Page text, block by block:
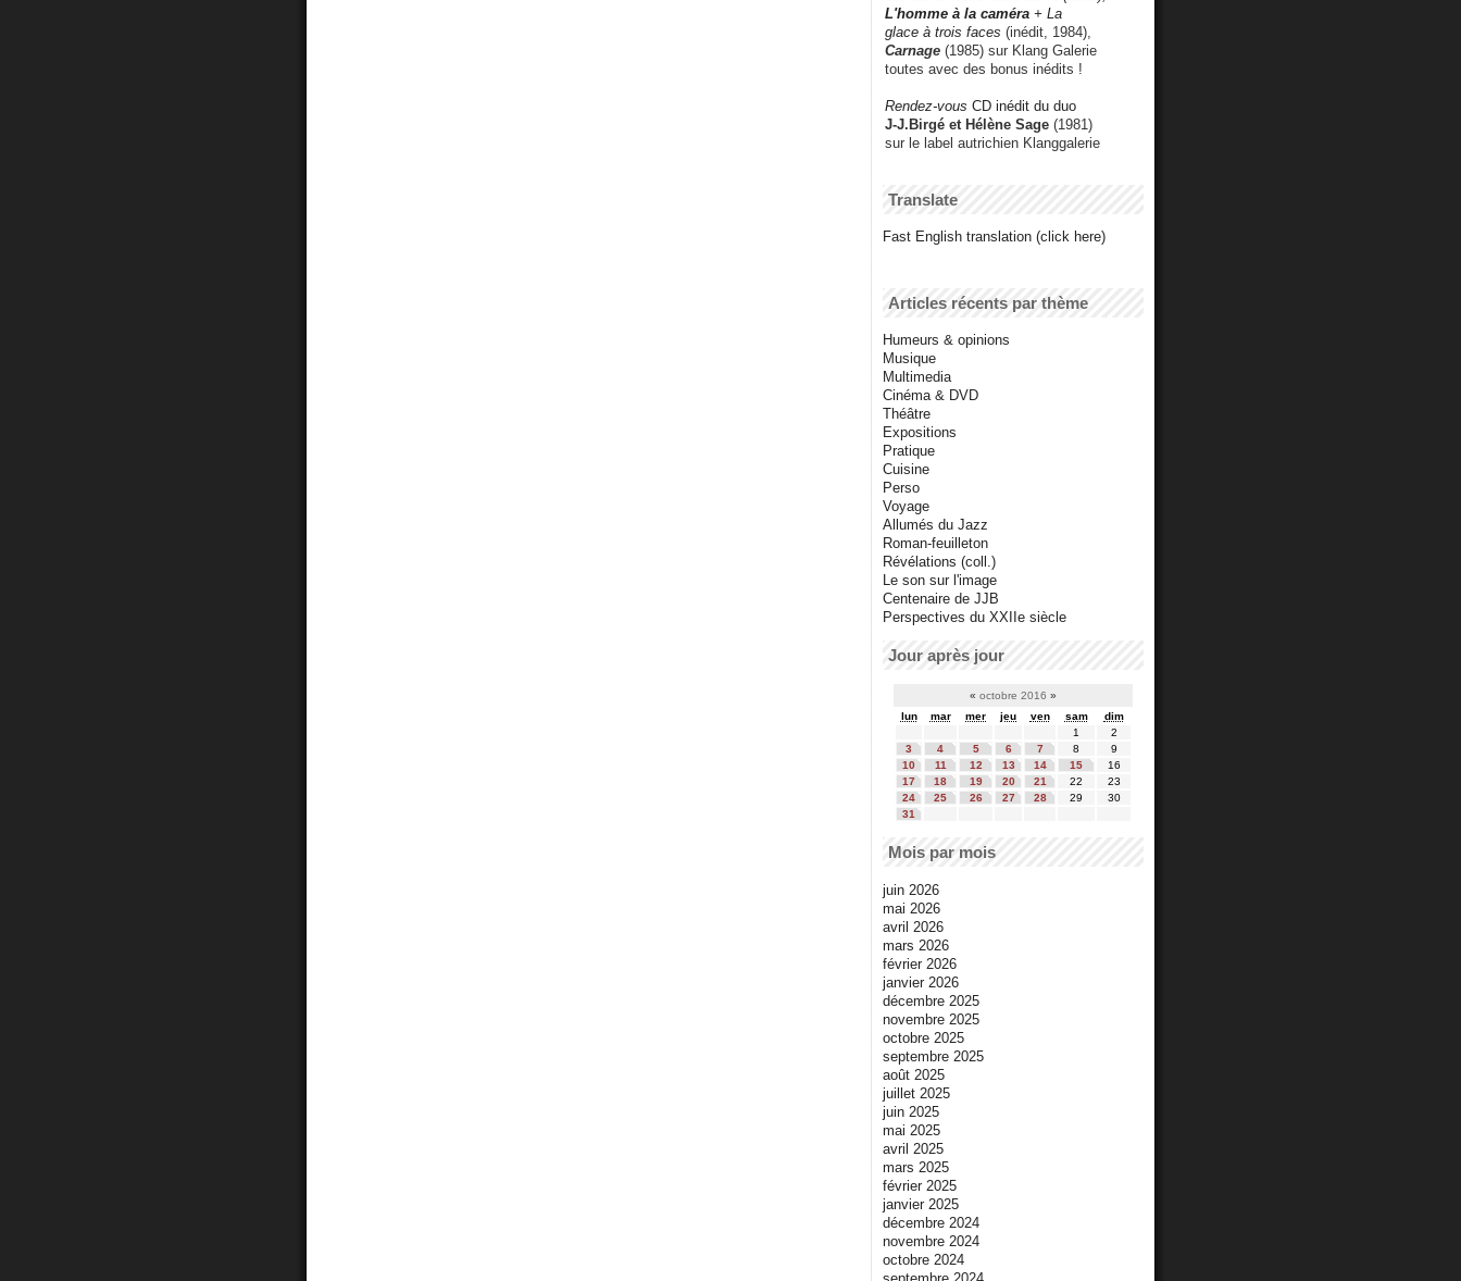
L'homme à la caméra + La
glace à trois faces (inédit, 1984),
Carnage (1985) sur Klang Galerie
toutes avec des bonus inédits !
Rendez-vous CD inédit du duo
J-J.Birgé et Hélène Sage (1981)
sur le label autrichien Klanggalerie
Translate
Fast English translation (click here)
Articles récents par thème
Humeurs & opinions
Musique
Multimedia
Cinéma & DVD
Théâtre
Expositions
Pratique
Cuisine
Perso
Voyage
Allumés du Jazz
Roman-feuilleton
Révélations (coll.)
Le son sur l'image
Centenaire de JJB
Perspectives du XXIIe siècle
Jour après jour
« octobre 2016 »
lun
mar mer jeu ven sam
dim
1
2
3
4 5 6 7 8
9
10
11 12 13 14 15
16
17
18 19 20 21 22
23
24
25 26 27 28 29
30
31
Mois par mois
juin 2026
mai 2026
avril 2026
mars 2026
février 2026
janvier 2026
décembre 2025
novembre 2025
octobre 2025
septembre 2025
août 2025
juillet 2025
juin 2025
mai 2025
avril 2025
mars 2025
février 2025
janvier 2025
décembre 2024
novembre 2024
octobre 2024